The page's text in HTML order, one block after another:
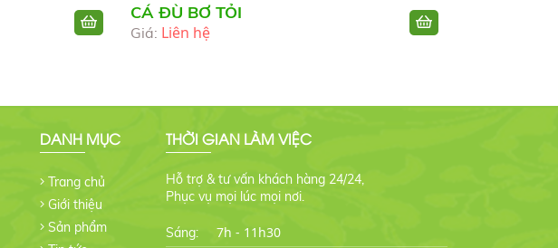
CÁ ĐÙ BƠ TỎI
Giá: Liên hệ
DANH MỤC
Trang chủ
Giới thiệu
Sản phẩm
THỜI GIAN LÀM VIỆC
Hỗ trợ & tư vấn khách hàng 24/24,
Phục vụ mọi lúc mọi nơi.
Sáng: 7h - 11h30